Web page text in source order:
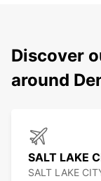
Discover
around
SALT LAKE
SALT LAKE